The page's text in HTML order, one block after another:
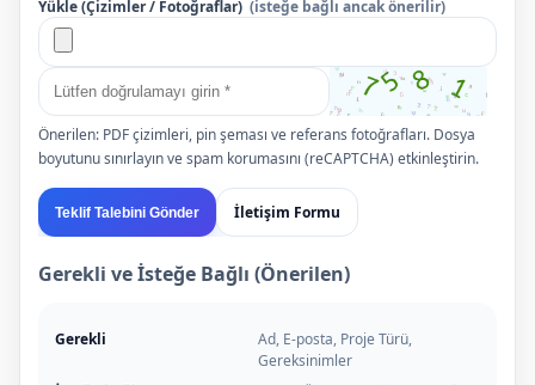
Yükle (Çizimler / Fotoğraflar) (isteğe bağlı ancak önerilir)
Önerilen: PDF çizimleri, pin şeması ve referans fotoğrafları. Dosya
boyutunu sınırlayın ve spam korumasını (reCAPTCHA) etkinleştirin.
Teklif Talebini Gönder İletişim Formu
Gerekli ve İsteğe Bağlı (Önerilen)
Gerekli
Ad, E-posta, Proje Türü,
Gereksinimler